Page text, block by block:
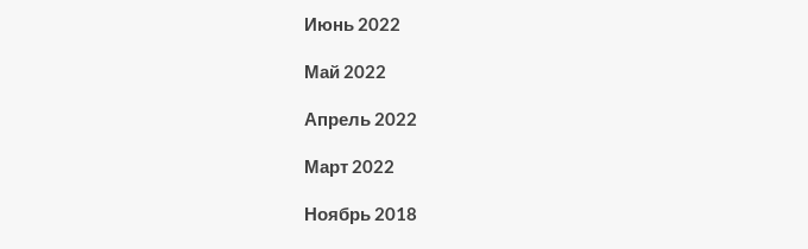
Июнь 2022
Май 2022
Апрель 2022
Март 2022
Ноябрь 2018